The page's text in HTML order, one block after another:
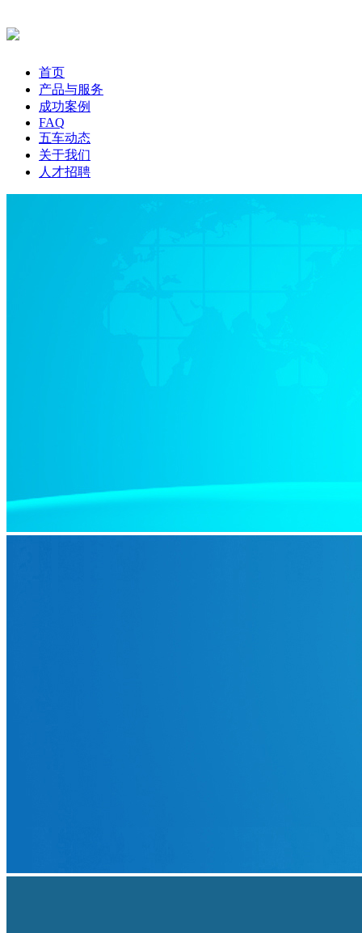
首页
产品与服务
成功案例
FAQ
五车动态
关于我们
人才招聘